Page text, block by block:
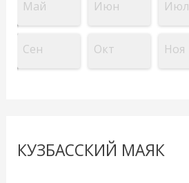
Май Июн Июл
Сен Окт Ноя
КУЗБАССКИЙ МАЯК